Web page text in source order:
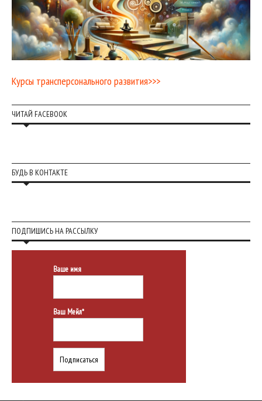
Курсы трансперсонального развития>>>
ЧИТАЙ FACEBOOK
БУДЬ В КОНТАКТЕ
ПОДПИШИСЬ НА РАССЫЛКУ
Ваше имя
Ваш Мейл*